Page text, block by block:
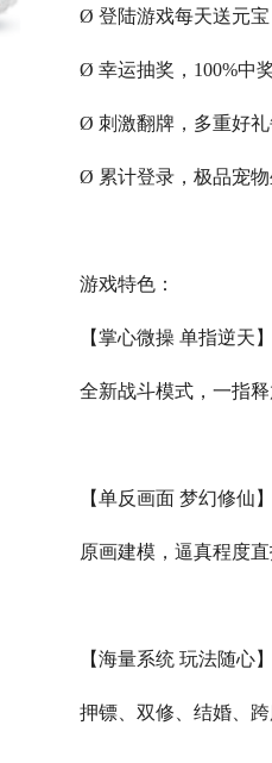
Ø 登陆游戏每天送元宝
Ø 幸运抽奖，100%中
Ø 刺激翻牌，多重好礼
Ø 累计登录，极品宠物
游戏特色：
【掌心微操 单指逆天】
全新战斗模式，一指
【单反画面 梦幻修仙】
原画建模，逼真程度
【海量系统 玩法随心】
押镖、双修、结婚、